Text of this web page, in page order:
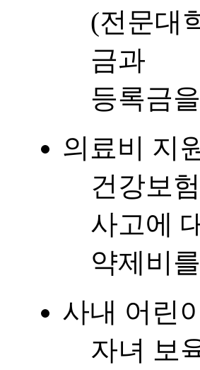
(전문대
금과
등록금
의료비 지
건강보
사고에
약제비
사내 어린
자녀 보